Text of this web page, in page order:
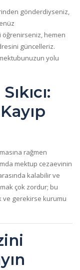
gönderdiyseniz,
öğrenirseniz, hemen
güncelleriz.
yolu
rağmen
mektup cezaevinin
kalabilir ve
çok zordur; bu
ve gerekirse kurumu